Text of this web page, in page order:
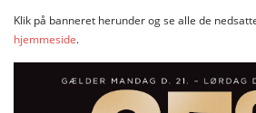
Klik på banneret herunder og se alle de
hjemmeside.